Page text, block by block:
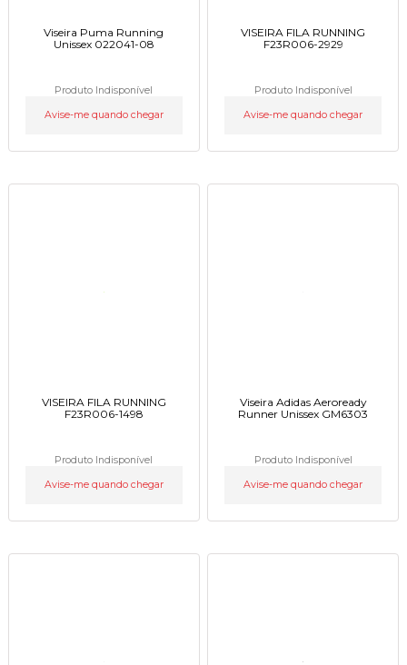
Viseira Puma Running
Unissex 022041-08
Produto Indisponível
Avise-me quando chegar
VISEIRA FILA RUNNING
F23R006-2929
Produto Indisponível
Avise-me quando chegar
VISEIRA FILA RUNNING
F23R006-1498
Produto Indisponível
Avise-me quando chegar
Viseira Adidas Aeroready
Runner Unissex GM6303
Produto Indisponível
Avise-me quando chegar